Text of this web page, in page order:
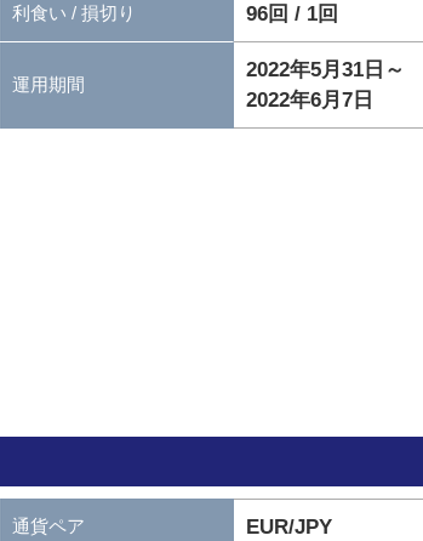
利食い / 損切り 96回 / 1回
運用期間
2022年5月31日～
2022年6月7日
通貨ペア EUR/JPY